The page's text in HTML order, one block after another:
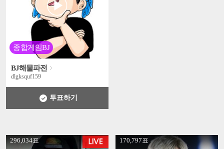
종합게임BJ
BJ해물파전
dlgksquf159
투표하기
296,034표
' + 170,797표
' +